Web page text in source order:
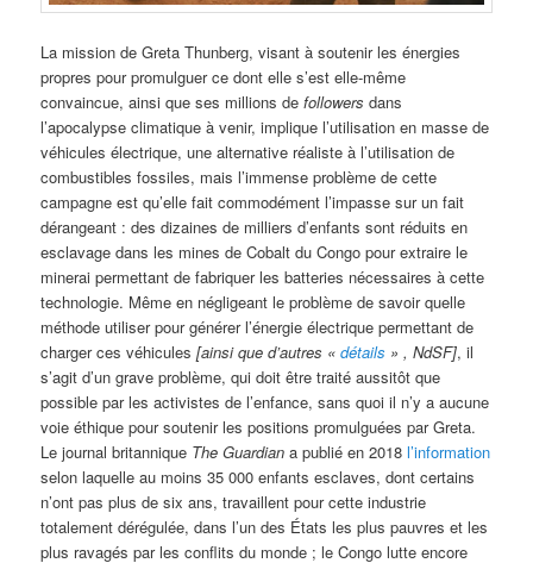
La mission de Greta Thunberg, visant à soutenir les énergies
propres pour promulguer ce dont elle s’est elle-même
convaincue, ainsi que ses millions defollowers dans
l’apocalypse climatique à venir, implique l’utilisation en masse de
véhicules électrique, une alternative réaliste à l’utilisation de
combustibles fossiles, mais l’immense problème de cette
campagne est qu’elle fait commodément l’impasse sur un fait
dérangeant : des dizaines de milliers d’enfants sont réduits en
esclavage dans les mines de Cobalt du Congo pour extraire le
minerai permettant de fabriquer les batteries nécessaires à cette
technologie. Même en négligeant le problème de savoir quelle
méthode utiliser pour générer l’énergie électrique permettant de
charger ces véhicules[ainsi que d’autres «détails » , NdSF], il
s’agit d’un grave problème, qui doit être traité aussitôt que
possible par les activistes de l’enfance, sans quoi il n’y a aucune
voie éthique pour soutenir les positions promulguées par Greta.
Le journal britannique The Guardian a publié en 2018l’information
selon laquelle au moins 35 000 enfants esclaves, dont certains
n’ont pas plus de six ans, travaillent pour cette industrie
totalement dérégulée, dans l’un des États les plus pauvres et les
plus ravagés par les conflits du monde ; le Congo lutte encore